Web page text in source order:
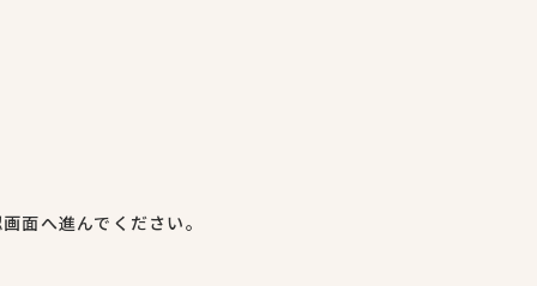
面へ進んでください。